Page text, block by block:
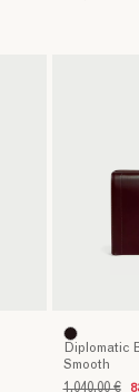
Diplomatic
Smooth
1.040,00 €